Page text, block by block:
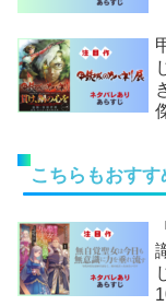
こちらもおす